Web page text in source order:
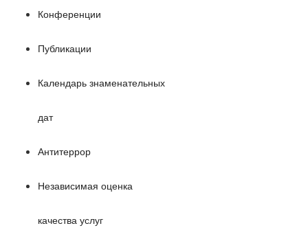
Конференции
Публикации
Календарь знаменательных
дат
Антитеррор
Независимая оценка
качества услуг